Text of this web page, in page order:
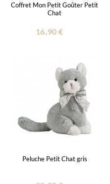
Coffret Mon Petit Goûter Petit
Chat
16,90 €
Peluche Petit Chat gris